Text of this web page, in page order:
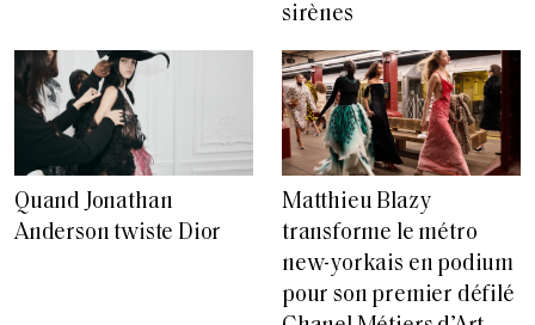
sirènes
Quand Jonathan
Anderson twiste Dior
Matthieu Blazy
transforme le métro
new-yorkais en podium
pour son premier défilé